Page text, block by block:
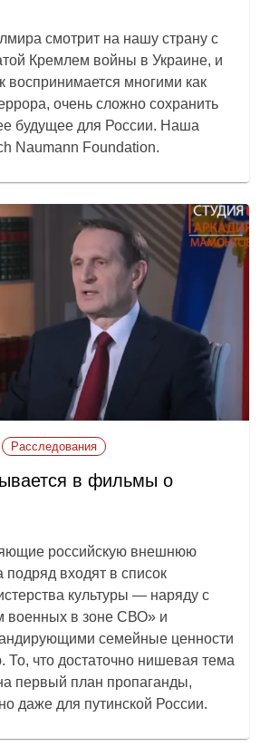
смотрит на нашу страну с
Кремлем войны в Украине, и
воспринимается многими как
очень сложно сохранить
будущее для России. Наша
Naumann Foundation.
Расследования
в фильмы о
российскую внешнюю
подряд входят в список
культуры — наряду с
военных в зоне СВО» и
семейные ценности
То, что достаточно нишевая тема
первый план пропаганды,
даже для путинской России.